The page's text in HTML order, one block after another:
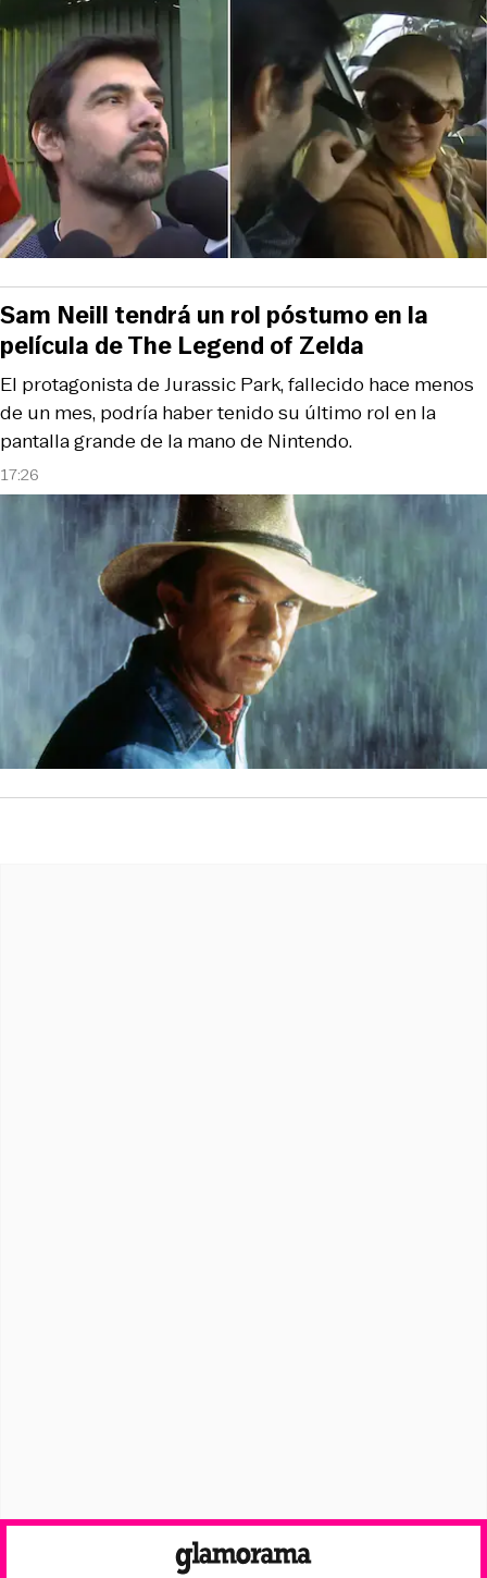
17:26
El protagonista de Jurassic Park, fallecido hace menos
de un mes, podría haber tenido su último rol en la
pantalla grande de la mano de Nintendo.
Sam Neill tendrá un rol póstumo en la
película de The Legend of Zelda